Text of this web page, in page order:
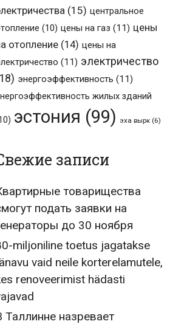
(15) центральное
(10) цены на газ (11) цены
отопление (14) цены на
(11) электричество
энергоэффективность (11)
жилых зданий
эстония (99) эха вырк (6)
записи
товарищества
подать заявки на
до 30 ноября
miljoniline toetus jagatakse
vaid neile korterelamutele,
renoveerimist hädasti
Таллинне назревает